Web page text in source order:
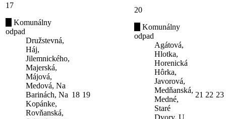
17
Komunálny
odpad
Družstevná,
Háj,
Jilemnického,
Majerská,
Májová,
Medová, Na
Barinách, Na
Kopánke,
Rovňanská,
18 19
20
Komunálny
odpad
Agátová,
Hlotka,
Horenická
Hôrka,
Javorová,
Medňanská,
Medné,
Staré
Dvory, U
21 22 23